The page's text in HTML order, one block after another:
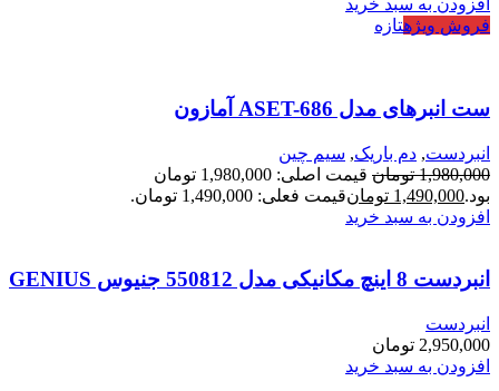
افزودن به سبد خرید
فروش ویژهتازه
ست انبرهای مدل ASET-686 آمازون
انبردست, دم باریک, سیم چین
1,980,000 تومان
قیمت اصلی: 1,980,000 تومان
بود.1,490,000 تومانقیمت فعلی: 1,490,000 تومان.
افزودن به سبد خرید
انبردست 8 اینچ مکانیکی مدل 550812 جنیوس GENIUS
انبردست
2,950,000 تومان
افزودن به سبد خرید